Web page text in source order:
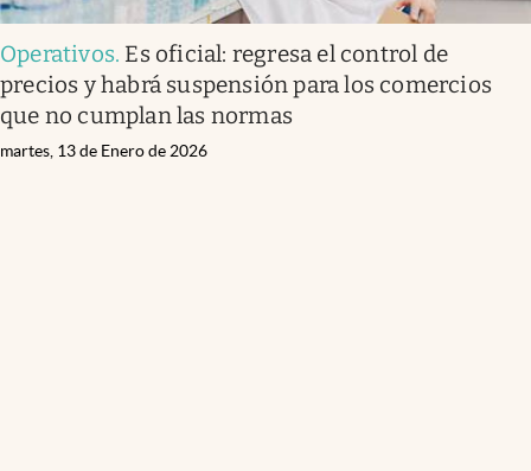
Operativos. Es oficial: regresa el control de
precios y habrá suspensión para los comercios
que no cumplan las normas
martes, 13 de Enero de 2026